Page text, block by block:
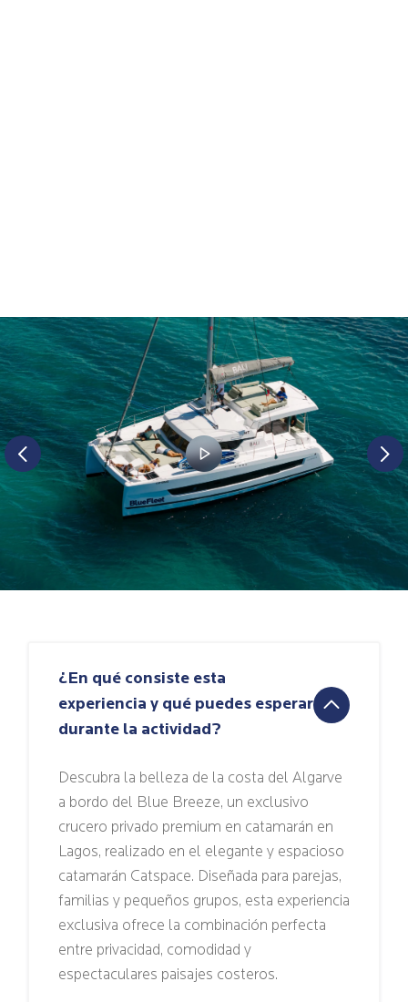
¿En qué consiste esta
experiencia y qué puedes esperar
durante la actividad?
Descubra la belleza de la costa del Algarve
a bordo del Blue Breeze, un exclusivo
crucero privado premium en catamarán en
Lagos, realizado en el elegante y espacioso
catamarán Catspace. Diseñada para parejas,
familias y pequeños grupos, esta experiencia
exclusiva ofrece la combinación perfecta
entre privacidad, comodidad y
espectaculares paisajes costeros.